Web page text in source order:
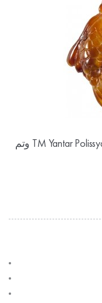
* - هذه الصور مملوكة لشركة TM Yantar Polissya وتم